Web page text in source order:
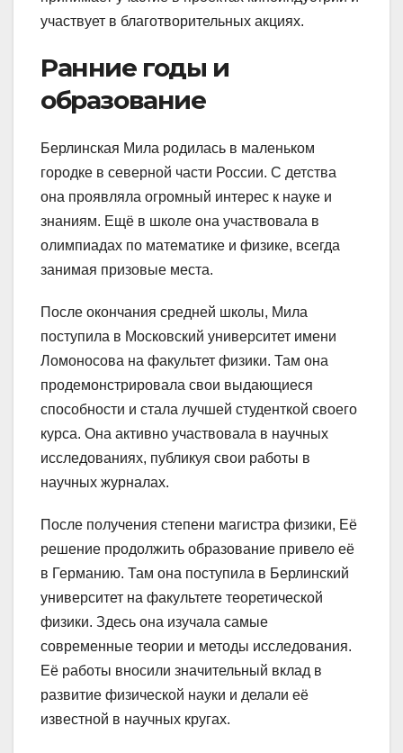
участвует в благотворительных акциях.
Ранние годы и
образование
Берлинская Мила родилась в маленьком
городке в северной части России. С детства
она проявляла огромный интерес к науке и
знаниям. Ещё в школе она участвовала в
олимпиадах по математике и физике, всегда
занимая призовые места.
После окончания средней школы, Мила
поступила в Московский университет имени
Ломоносова на факультет физики. Там она
продемонстрировала свои выдающиеся
способности и стала лучшей студенткой своего
курса. Она активно участвовала в научных
исследованиях, публикуя свои работы в
научных журналах.
После получения степени магистра физики, Её
решение продолжить образование привело её
в Германию. Там она поступила в Берлинский
университет на факультете теоретической
физики. Здесь она изучала самые
современные теории и методы исследования.
Её работы вносили значительный вклад в
развитие физической науки и делали её
известной в научных кругах.